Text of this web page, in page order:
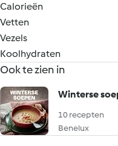
Calorieën
Vetten
Vezels
Koolhydraten
Ook te zien in
Winterse
10 recepten
Benelux